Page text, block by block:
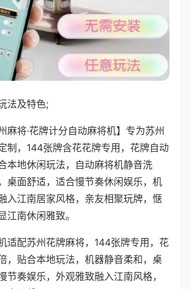
法及特色;
麻将·花牌计分自动麻将机】专为苏州
制，144张牌含花花牌专用，花牌自动
本地休闲玩法，自动麻将机静音洗
桌面舒适，适合慢节奏休闲娱乐，机
入江南居家风格，亲友相聚玩牌，惬
江南休闲雅致。
适配苏州花牌麻将，144张牌专用，花
，贴合本地玩法，机器静音柔和，桌
节奏娱乐，外观雅致融入江南风格，